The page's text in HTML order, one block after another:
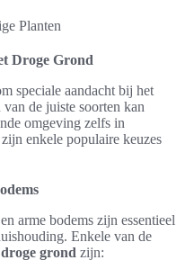
Droge Grond
speciale aandacht bij het
de juiste soorten kan
omgeving zelfs in
enkele populaire keuzes
arme bodems zijn essentieel
Enkele van de
grond zijn: